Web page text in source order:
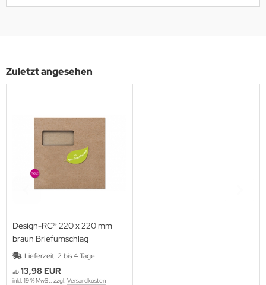
Zuletzt angesehen
Design-RC® 220 x 220 mm
braun Briefumschlag
Lieferzeit: 2 bis 4 Tage
ab 13,98 EUR
inkl. 19 % MwSt. zzgl. Versandkosten